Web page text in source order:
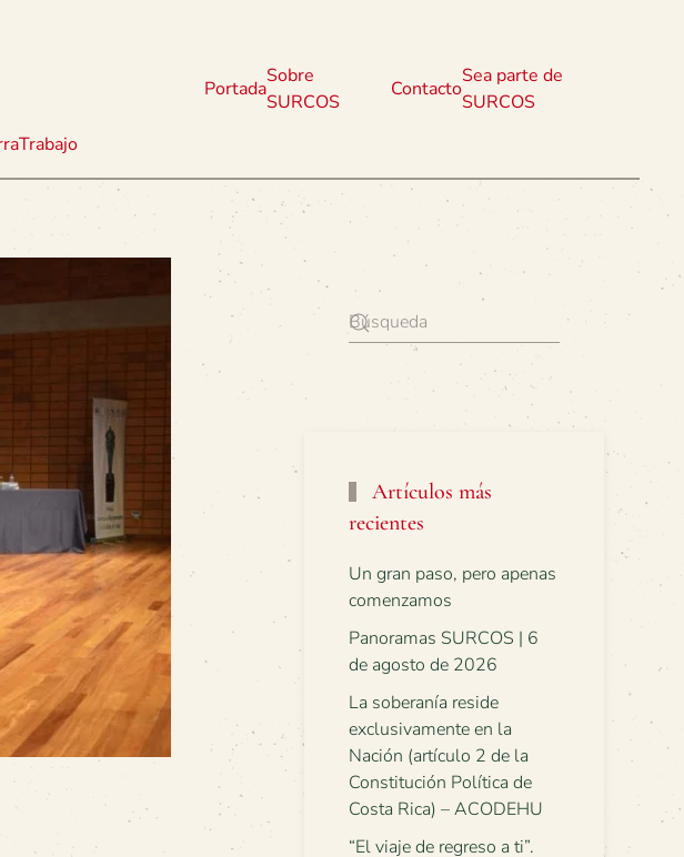
Trabajo
Portada
Sobre
SURCOS
Contacto
Sea parte de
SURCOS
Artículos más
recientes
Un gran paso, pero apenas
comenzamos
Panoramas SURCOS | 6
de agosto de 2026
La soberanía reside
exclusivamente en la
Nación (artículo 2 de la
Constitución Política de
Costa Rica) – ACODEHU
“El viaje de regreso a ti”.